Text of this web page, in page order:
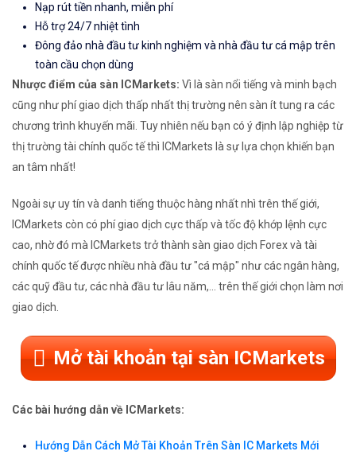
Nạp rút tiền nhanh, miễn phí
Hỗ trợ 24/7 nhiệt tình
Đông đảo nhà đầu tư kinh nghiệm và nhà đầu tư cá mập trên
toàn cầu chọn dùng
Nhược điểm của sàn ICMarkets: Vì là sàn nổi tiếng và minh bạch
cũng như phí giao dịch thấp nhất thị trường nên sàn ít tung ra các
chương trình khuyến mãi. Tuy nhiên nếu bạn có ý định lập nghiệp từ
thị trường tài chính quốc tế thì ICMarkets là sự lựa chọn khiến bạn
an tâm nhất!
Ngoài sự uy tín và danh tiếng thuộc hàng nhất nhì trên thế giới,
ICMarkets còn có phí giao dịch cực thấp và tốc độ khớp lệnh cực
cao, nhờ đó mà ICMarkets trở thành sàn giao dịch Forex và tài
chính quốc tế được nhiều nhà đầu tư "cá mập" như các ngân hàng,
các quỹ đầu tư, các nhà đầu tư lâu năm,... trên thế giới chọn làm nơi
giao dịch.
Mở tài khoản tại sàn ICMarkets
Các bài hướng dẫn về ICMarkets:
Hướng Dẫn Cách Mở Tài Khoản Trên Sàn IC Markets Mới